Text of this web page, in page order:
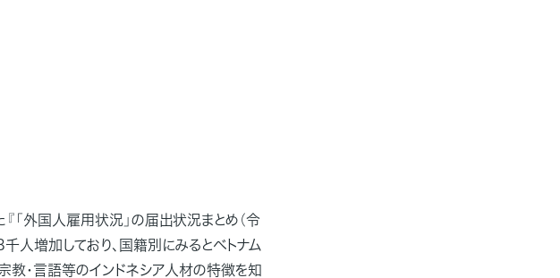
「外国人雇用状況」の届出状況まとめ（令
増加しており、国籍別にみるとベトナム
教・言語等のインドネシア人材の特徴を知